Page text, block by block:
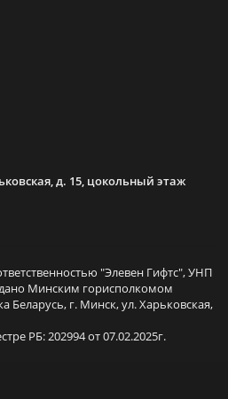
д. 15, цокольный этаж
"Элевен Гифтс", УНП
Минским горисполкомом
Беларусь, г. Минск, ул. Харьковская,
РБ: 202994 от 07.02.2025г.